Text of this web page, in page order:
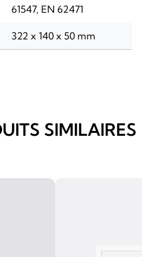
61547, EN 62471
322 x 140 x 50 mm
SIMILAIRES